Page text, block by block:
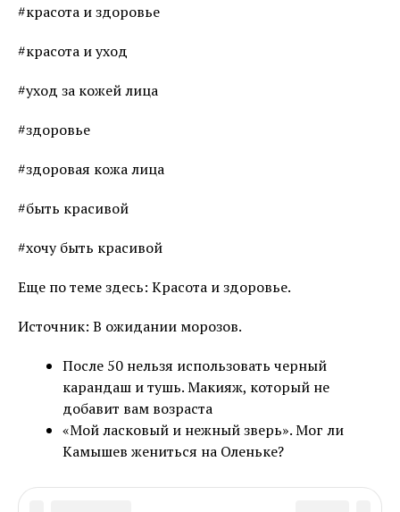
#красота и здоровье
#красота и уход
#уход за кожей лица
#здоровье
#здоровая кожа лица
#быть красивой
#хочу быть красивой
Еще по теме здесь: Красота и здоровье.
Источник: В ожидании морозов.
После 50 нельзя использовать черный
карандаш и тушь. Макияж, который не
добавит вам возраста
«Мой ласковый и нежный зверь». Мог ли
Камышев жениться на Оленьке?